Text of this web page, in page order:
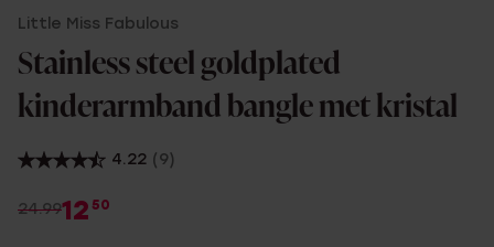
Little Miss Fabulous
Stainless steel goldplated
kinderarmband bangle met kristal
4.22 (9)
24.9912 50